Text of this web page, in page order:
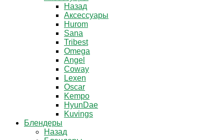
Назад
Аксессуары
Hurom
Sana
Tribest
Omega
Angel
Coway
Lexen
Oscar
Kempo
HyunDae
Kuvings
Блендеры
Назад